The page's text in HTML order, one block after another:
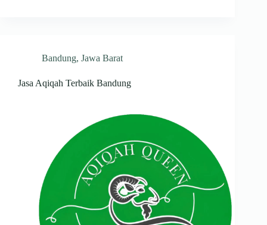
Bandung, Jawa Barat
Jasa Aqiqah Terbaik Bandung